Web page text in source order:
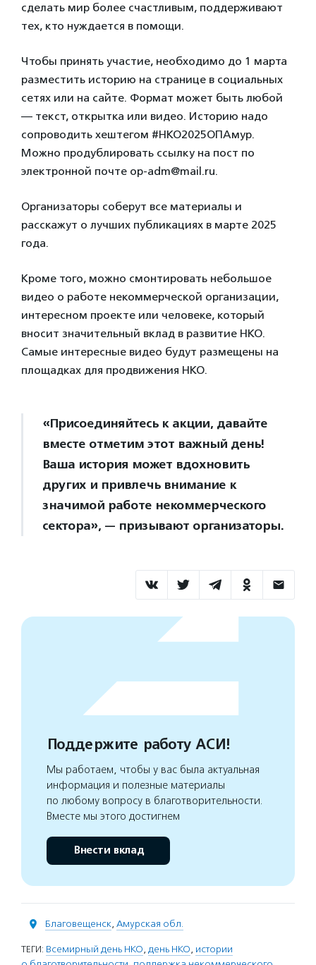
сделать мир более счастливым, поддерживают
тех, кто нуждается в помощи.
Чтобы принять участие, необходимо до 1 марта
разместить историю на странице в социальных
сетях или на сайте. Формат может быть любой
— текст, открытка или видео. Историю надо
сопроводить хештегом #НКО2025ОПАмур.
Можно продублировать ссылку на пост по
электронной почте op-adm@mail.ru.
Организаторы соберут все материалы и
расскажут о лучших публикациях в марте 2025
года.
Кроме того, можно смонтировать небольшое
видео о работе некоммерческой организации,
интересном проекте или человеке, который
вносит значительный вклад в развитие НКО.
Самые интересные видео будут размещены на
площадках для продвижения НКО.
«Присоединяйтесь к акции, давайте
вместе отметим этот важный день!
Ваша история может вдохновить
других и привлечь внимание к
значимой работе некоммерческого
сектора», — призывают организаторы.
Поддержите работу АСИ!
Мы работаем, чтобы у вас была актуальная
информация и полезные материалы
по любому вопросу в благотворительности.
Вместе мы этого достигнем
Внести вклад
Благовещенск, Амурская обл.
ТЕГИ: Всемирный день НКО, день НКО, истории